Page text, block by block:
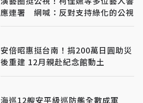
應連署 網喊：反對支持綠化的公視
安倍昭惠挺台南！捐200萬日圓助災
後重建 12月親赴紀念館動土
海巡12艘安平級巡防艦全數成軍